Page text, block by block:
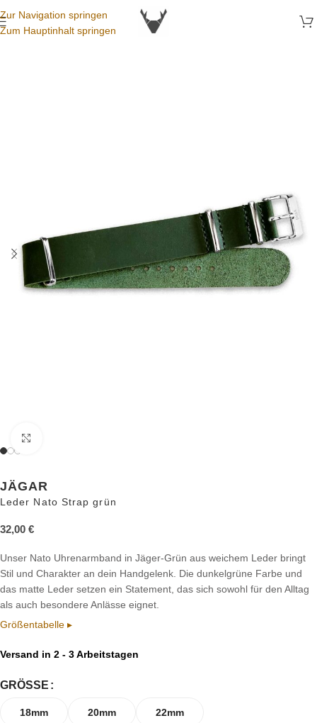
Zur Navigation springen
Zum Hauptinhalt springen
JÄGAR
Leder Nato Strap grün
32,00 €
Unser Nato Uhrenarmband in Jäger-Grün aus weichem Leder bringt
Stil und Charakter an dein Handgelenk. Die dunkelgrüne Farbe und
das matte Leder setzen ein Statement, das sich sowohl für den Alltag
als auch besondere Anlässe eignet.
Größentabelle ▸
Versand in 2 - 3 Arbeitstagen
GRÖSSE
18mm 20mm 22mm